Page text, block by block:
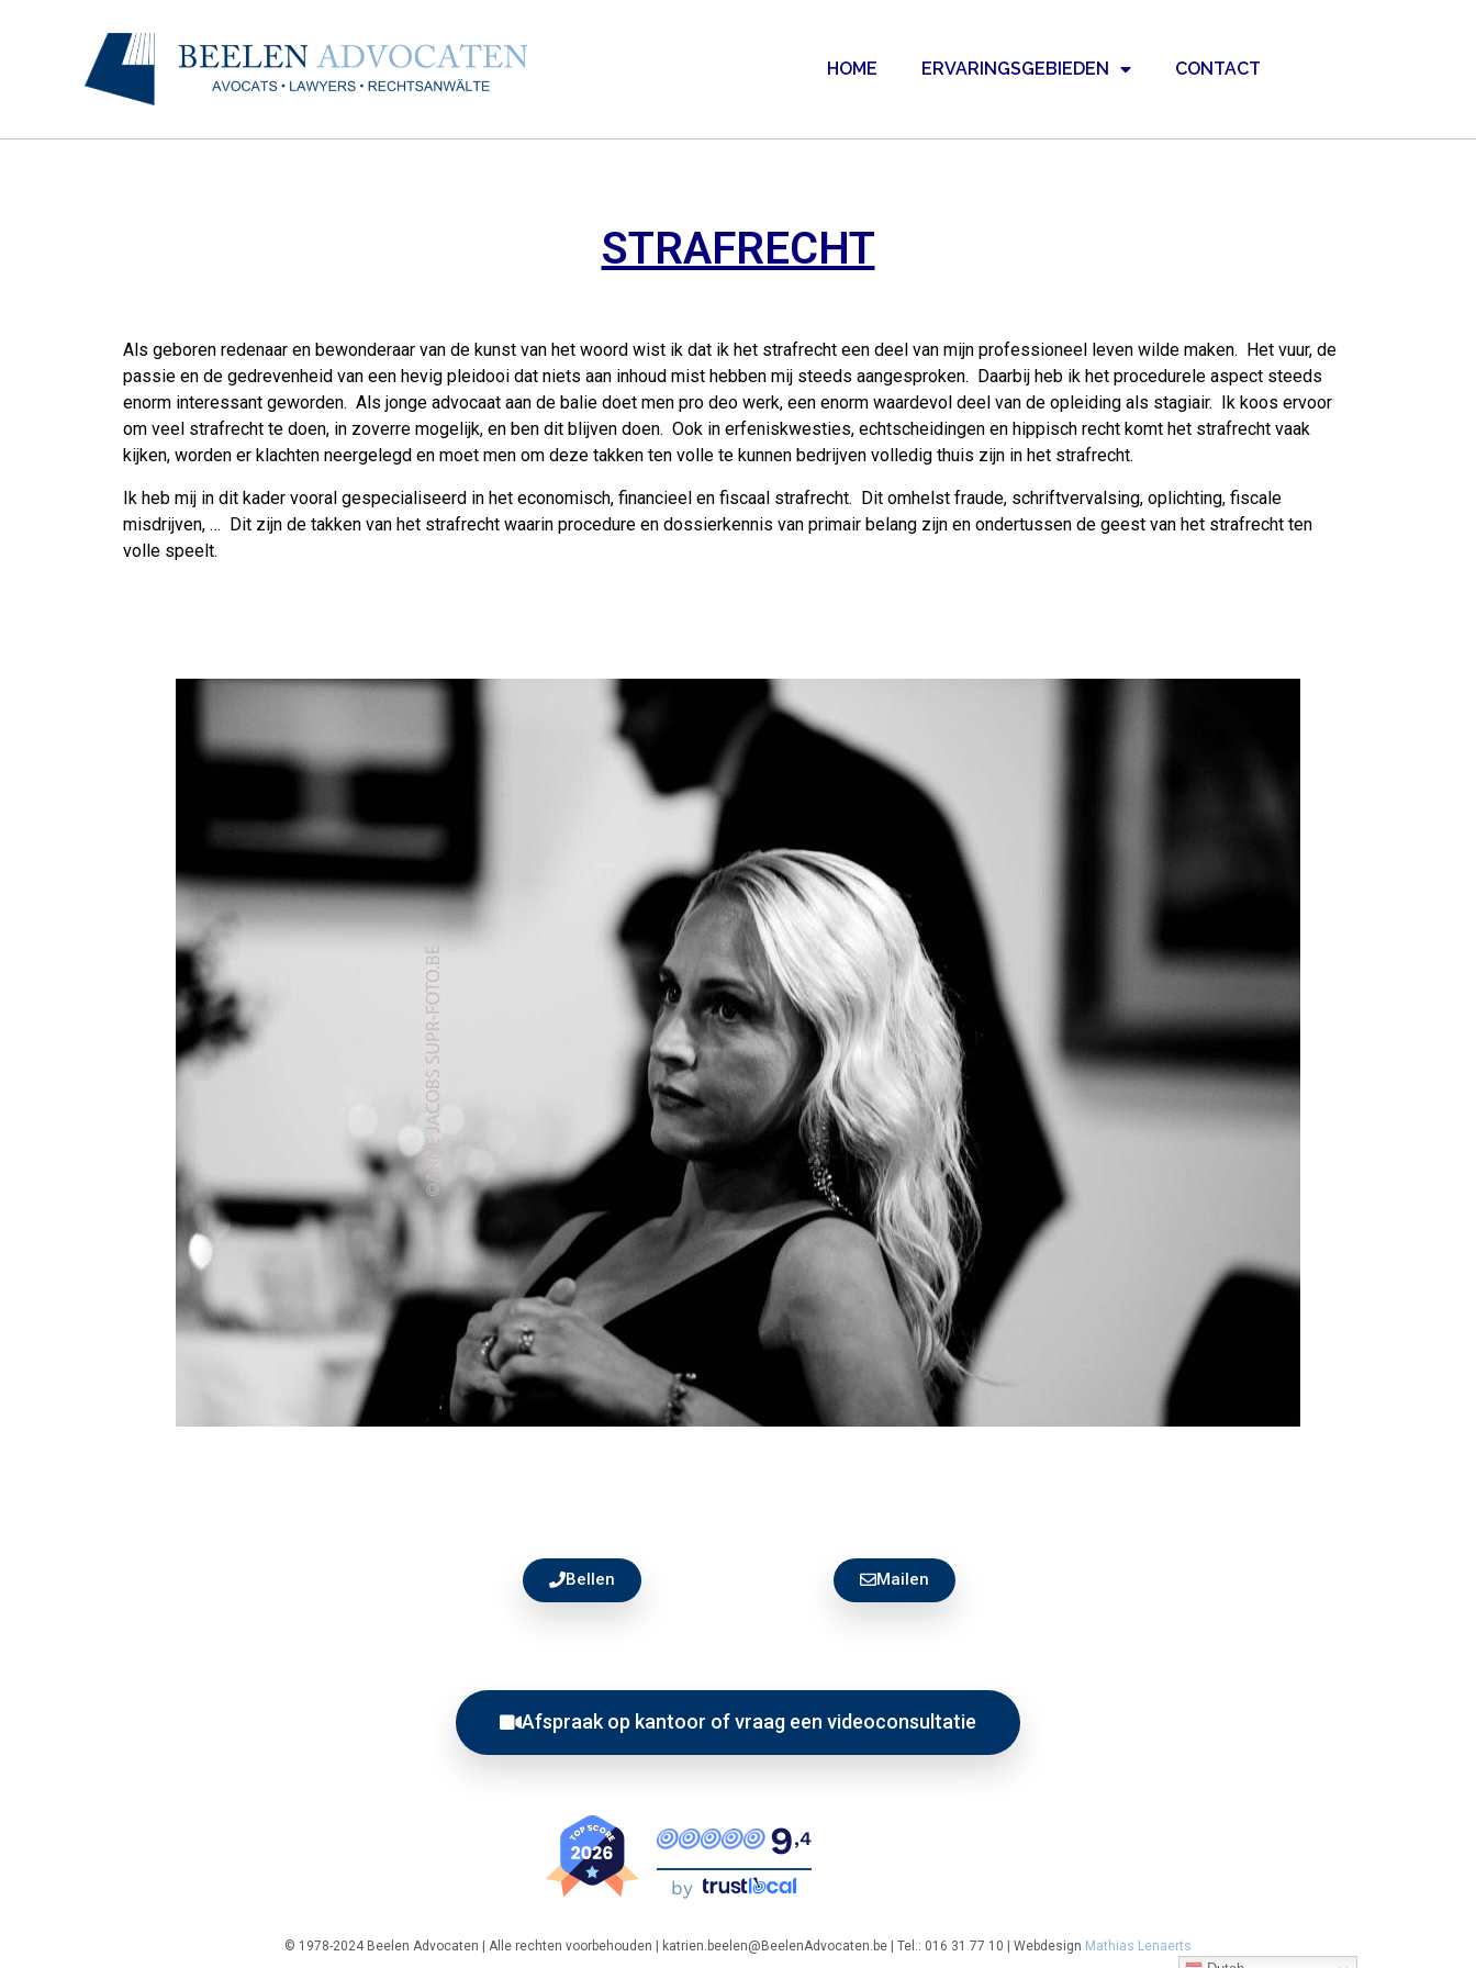
HOME ERVARINGSGEBIEDEN CONTACT
STRAFRECHT
Als geboren redenaar en bewonderaar van de kunst van het woord wist ik dat ik het strafrecht een deel van mijn professioneel leven wilde maken. Het vuur, de
passie en de gedrevenheid van een hevig pleidooi dat niets aan inhoud mist hebben mij steeds aangesproken. Daarbij heb ik het procedurele aspect steeds
enorm interessant geworden. Als jonge advocaat aan de balie doet men pro deo werk, een enorm waardevol deel van de opleiding als stagiair. Ik koos ervoor
om veel strafrecht te doen, in zoverre mogelijk, en ben dit blijven doen. Ook in erfeniskwesties, echtscheidingen en hippisch recht komt het strafrecht vaak
kijken, worden er klachten neergelegd en moet men om deze takken ten volle te kunnen bedrijven volledig thuis zijn in het strafrecht.
Ik heb mij in dit kader vooral gespecialiseerd in het economisch, financieel en fiscaal strafrecht. Dit omhelst fraude, schriftvervalsing, oplichting, fiscale
misdrijven, … Dit zijn de takken van het strafrecht waarin procedure en dossierkennis van primair belang zijn en ondertussen de geest van het strafrecht ten
volle speelt.
Bellen Mailen
Afspraak op kantoor of vraag een videoconsultatie
9,4
by
© 1978-2024 Beelen Advocaten | Alle rechten voorbehouden | katrien.beelen@BeelenAdvocaten.be | Tel.: 016 31 77 10 | Webdesign Mathias Lenaerts